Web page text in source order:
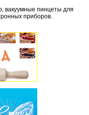
вакуумные пинцеты для
приборов.